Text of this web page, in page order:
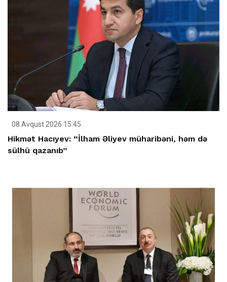
08 Avqust 2026 15:45
Hikmət Hacıyev: “İlham Əliyev müharibəni, həm də
sülhü qazanıb”